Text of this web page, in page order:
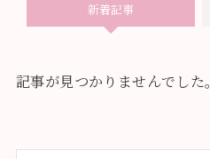
新着記事
記事が見つかりませんでした。